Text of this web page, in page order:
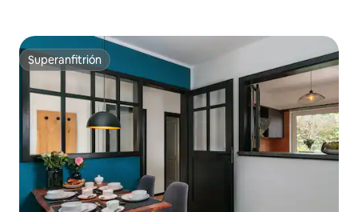
Superanfitrión
Superanfitrión